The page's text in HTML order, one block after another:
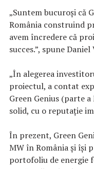
„Suntem bucuroși că
România construind
avem încredere că
succes.”, spune Daniel
„În alegerea
proiectul, a contat
Green Genius (parte
solid, cu o reputație
În prezent, Green
MW în România și își
portofoliu de energie